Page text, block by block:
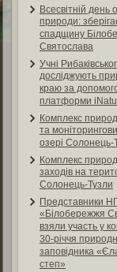
Всесвітній день
природи:
спадщину
Святослава
Учні
досліджують
краю за
платформи
Комплекс
та
озері Солонець-
Комплекс
заходів на
Солонець-Тузли
Представники
«Білобережжя
взяли участь у
30-річчя
заповідника
степ»